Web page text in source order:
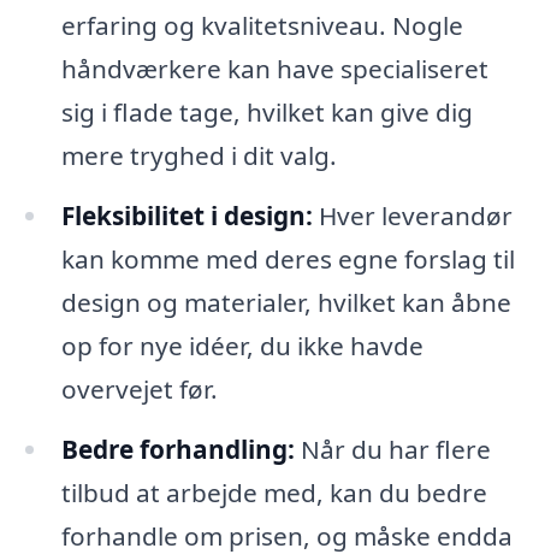
erfaring og kvalitetsniveau. Nogle
håndværkere kan have specialiseret
sig i flade tage, hvilket kan give dig
mere tryghed i dit valg.
Fleksibilitet i design: Hver leverandør
kan komme med deres egne forslag til
design og materialer, hvilket kan åbne
op for nye idéer, du ikke havde
overvejet før.
Bedre forhandling: Når du har flere
tilbud at arbejde med, kan du bedre
forhandle om prisen, og måske endda